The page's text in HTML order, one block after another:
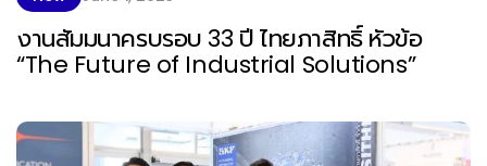
งานสัมมนาครบรอบ 33 ปี ไทยภาสิทธิ์ หัวข้อ
“The Future of Industrial Solutions”